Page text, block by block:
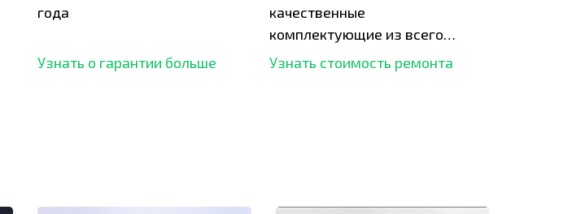
года
Узнать о гарантии больше
качественные
комплектующие из всего
рынка и используем самое
Узнать стоимость ремонта